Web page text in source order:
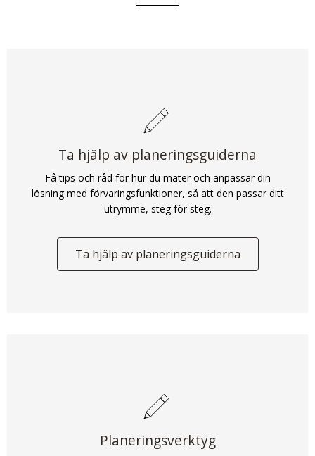
Ta hjälp av planeringsguiderna
Få tips och råd för hur du mäter och anpassar din
lösning med förvaringsfunktioner, så att den passar ditt
utrymme, steg för steg.
Ta hjälp av planeringsguiderna
Planeringsverktyg